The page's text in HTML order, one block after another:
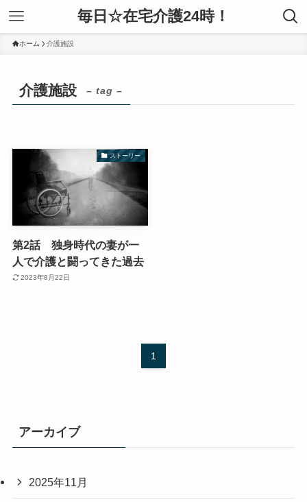
毎日☆在宅介護24時！
ホーム 介護施設
介護施設 – tag –
ストーリー
第2話 独身時代の妻が一
人で介護と闘ってきた過去
2023年8月22日
1
アーカイブ
2025年11月